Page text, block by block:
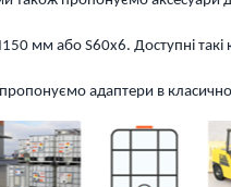
мм або S60x6. Доступні
адаптери в